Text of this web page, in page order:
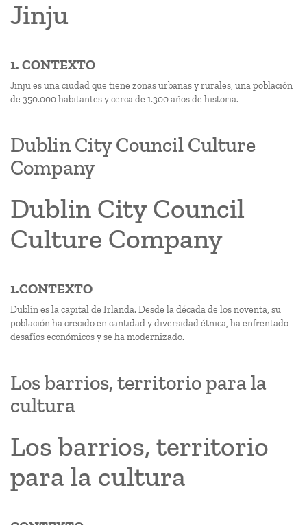
Jinju
1. CONTEXTO
Jinju es una ciudad que tiene zonas urbanas y rurales, una población
de 350.000 habitantes y cerca de 1.300 años de historia.
Dublin City Council Culture
Company
Dublin City Council
Culture Company
1.CONTEXTO
Dublín es la capital de Irlanda. Desde la década de los noventa, su
población ha crecido en cantidad y diversidad étnica, ha enfrentado
desafíos económicos y se ha modernizado.
Los barrios, territorio para la
cultura
Los barrios, territorio
para la cultura